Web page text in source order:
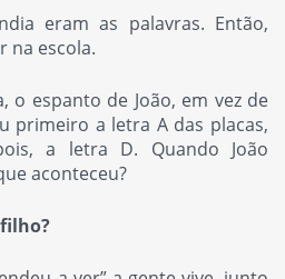
eram as palavras. Então,
na escola.
o espanto de João, em vez de
primeiro a letra A das placas,
a letra D. Quando João
aconteceu?